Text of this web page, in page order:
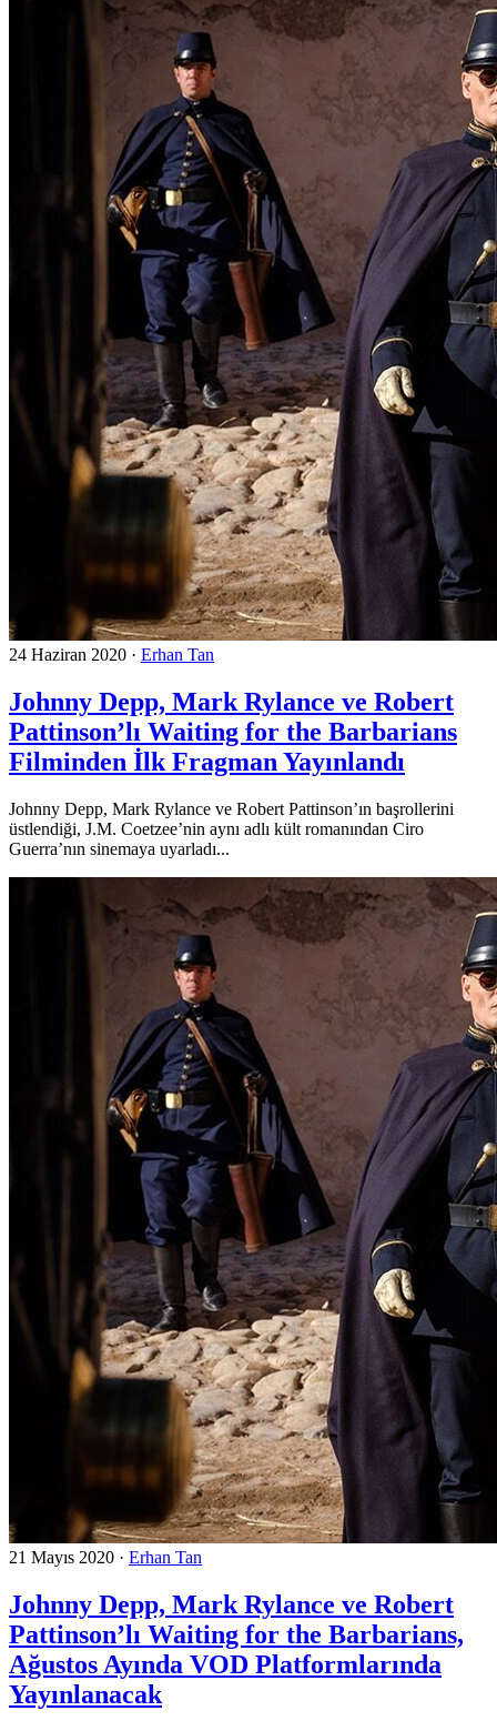
24 Haziran 2020 · Erhan Tan
Johnny Depp, Mark Rylance ve Robert
Pattinson’lı Waiting for the Barbarians
Filminden İlk Fragman Yayınlandı
Johnny Depp, Mark Rylance ve Robert Pattinson’ın başrollerini
üstlendiği, J.M. Coetzee’nin aynı adlı kült romanından Ciro
Guerra’nın sinemaya uyarladı...
21 Mayıs 2020 · Erhan Tan
Johnny Depp, Mark Rylance ve Robert
Pattinson’lı Waiting for the Barbarians,
Ağustos Ayında VOD Platformlarında
Yayınlanacak